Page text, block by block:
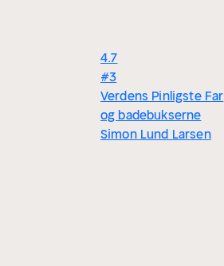
4.7
#3
Verdens Pinligste Far
og badebukserne
Simon Lund Larsen